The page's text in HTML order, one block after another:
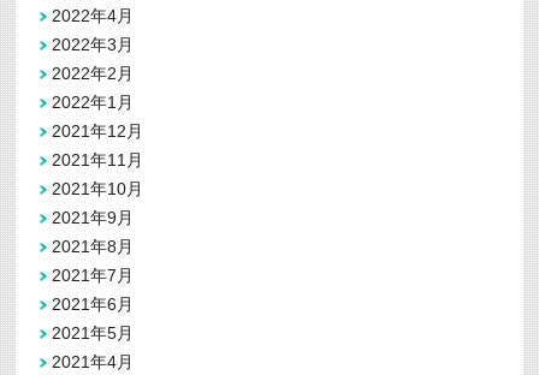
2022年4月
2022年3月
2022年2月
2022年1月
2021年12月
2021年11月
2021年10月
2021年9月
2021年8月
2021年7月
2021年6月
2021年5月
2021年4月